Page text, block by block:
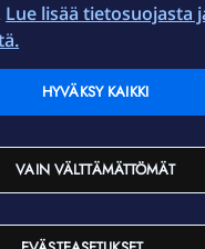
Lue lisää tietosuojasta
VAIN VÄLTTÄMÄTTÖMÄT
HYVÄKSY KAIKKI